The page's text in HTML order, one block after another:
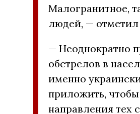
Малогранитное,
людей, — отметил
— Неоднократно
обстрелов в
именно
приложить,
направления тех